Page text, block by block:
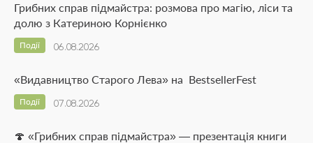
Грибних справ підмайстра: розмова про магію, ліси та
долю з Катериною Корнієнко
06.08.2026
Події
«Видавництво Старого Лева» на BestsellerFest
07.08.2026
Події
🍄 «Грибних справ підмайстра» — презентація книги